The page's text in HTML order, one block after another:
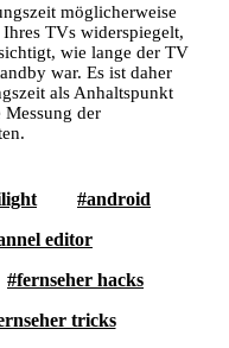
möglicherweise
TVs widerspiegelt,
wie lange der TV
war. Es ist daher
als Anhaltspunkt
Messung der
android
editor
fernseher hacks
tricks